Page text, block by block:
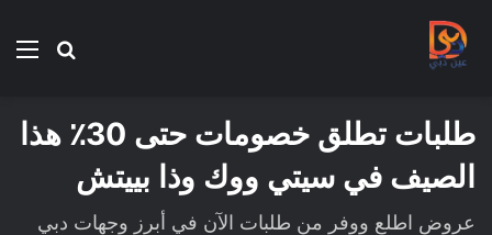
بحث
طلبات تطلق خصومات حتى 30٪ هذا
الصيف في سيتي ووك وذا بييتش
عروض اطلع ووفر من طلبات الآن في أبرز وجهات دبي